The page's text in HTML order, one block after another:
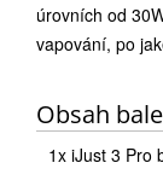
úrovních od
vapování, po
Obsah
1x iJust 3 Pro